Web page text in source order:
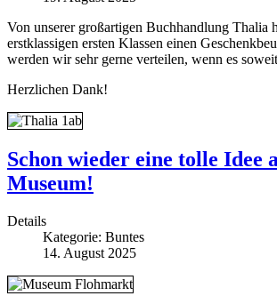
Von unserer großartigen Buchhandlung Thalia
erstklassigen ersten Klassen einen
werden wir sehr gerne verteilen, wenn es
Herzlichen Dank!
Schon wieder eine tolle Idee
Museum!
Details
Kategorie: Buntes
14. August 2025